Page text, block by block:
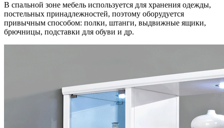
В спальной зоне мебель используется для хранения одежды,
постельных принадлежностей, поэтому оборудуется
привычным способом: полки, штанги, выдвижные ящики,
брючницы, подставки для обуви и др.